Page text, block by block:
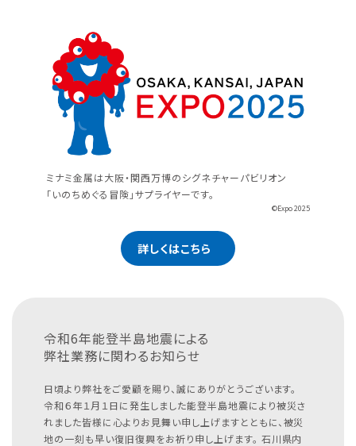
ミナミ金属は大阪・関西万博のシグネチャーパビリオン
「いのちめぐる冒険」サプライヤーです。
©Expo 2025
詳しくはこちら
令和6年能登半島地震による
弊社業務に関わるお知らせ
日頃より弊社をご愛顧を賜り、誠にありがとうございます。
令和６年１月１日に発生しました能登半島地震により被災さ
れました皆様に心よりお見舞い申し上げますとともに、被災
地の一刻も早い復旧復興をお祈り申し上げます。 石川県内